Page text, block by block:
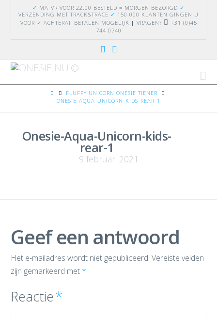
✓ MA-VR VOOR 22:00 BESTELD = MORGEN BEZORGD ✓
VERZENDING MET TRACK&TRACE ✓ 150.000 KLANTEN GINGEN U
VOOR ✓ ACHTERAF BETALEN MOGELIJK | VRAGEN?
+31 (0)45
744 0740
HOMEFLUFFY UNICORN ONESIE TIENER
ONESIE-AQUA-UNICORN-KIDS-REAR-1
Onesie-Aqua-Unicorn-kids-
rear-1
9 februari 2021
Geef een antwoord
Het e-mailadres wordt niet gepubliceerd. Vereiste velden
zijn gemarkeerd met *
Reactie*